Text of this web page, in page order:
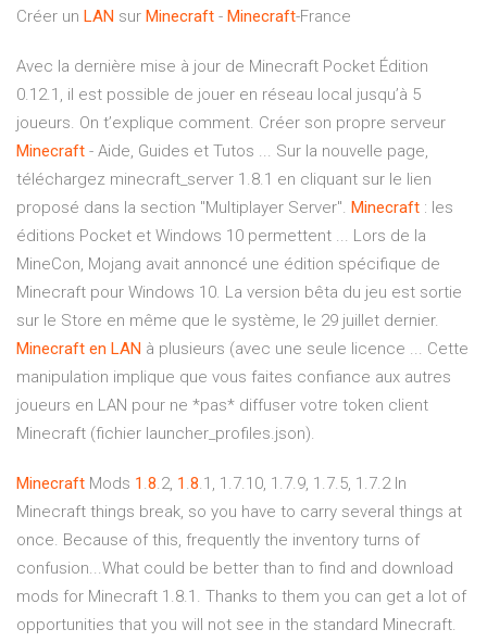
Créer un LAN sur Minecraft - Minecraft-France
Avec la dernière mise à jour de Minecraft Pocket Édition
0.12.1, il est possible de jouer en réseau local jusqu’à 5
joueurs. On t’explique comment. Créer son propre serveur
Minecraft - Aide, Guides et Tutos ... Sur la nouvelle page,
téléchargez minecraft_server 1.8.1 en cliquant sur le lien
proposé dans la section "Multiplayer Server". Minecraft : les
éditions Pocket et Windows 10 permettent ... Lors de la
MineCon, Mojang avait annoncé une édition spécifique de
Minecraft pour Windows 10. La version bêta du jeu est sortie
sur le Store en même que le système, le 29 juillet dernier.
Minecraft en LAN à plusieurs (avec une seule licence ... Cette
manipulation implique que vous faites confiance aux autres
joueurs en LAN pour ne *pas* diffuser votre token client
Minecraft (fichier launcher_profiles.json).
Minecraft Mods 1 .8.2, 1 .8.1, 1.7.10, 1.7.9, 1.7.5, 1.7.2 In
Minecraft things break, so you have to carry several things at
once. Because of this, frequently the inventory turns of
confusion...What could be better than to find and download
mods for Minecraft 1.8.1. Thanks to them you can get a lot of
opportunities that you will not see in the standard Minecraft.